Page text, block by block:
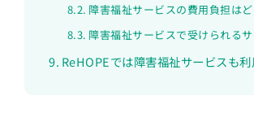
障害福祉サービスの費用負担は
障害福祉サービスで受けられる
ReHOPEでは障害福祉サービスも